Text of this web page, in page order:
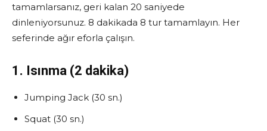
tamamlarsanız, geri kalan 20 saniyede
dinleniyorsunuz. 8 dakikada 8 tur tamamlayın. Her
seferinde ağır eforla çalışın.
1. Isınma (2 dakika)
Jumping Jack (30 sn.)
Squat (30 sn.)